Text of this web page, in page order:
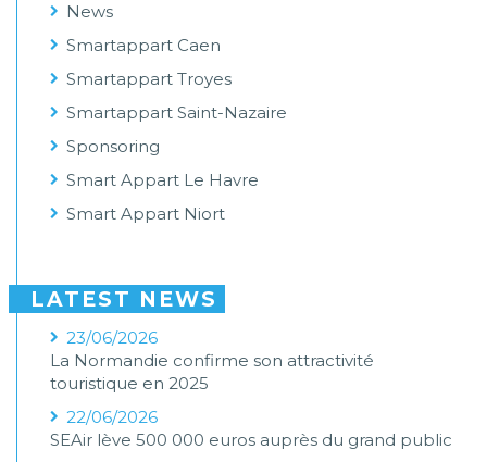
News
Smartappart Caen
Smartappart Troyes
Smartappart Saint-Nazaire
Sponsoring
Smart Appart Le Havre
Smart Appart Niort
LATEST NEWS
23/06/2026
La Normandie confirme son attractivité
touristique en 2025
22/06/2026
SEAir lève 500 000 euros auprès du grand public